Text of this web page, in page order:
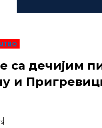
са дечијим
и